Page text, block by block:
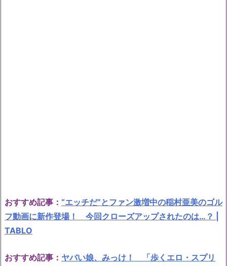
おすすめ記事： “エッチだ”とファン激増中の稲村亜美のゴル
フ動画に新作登場！ 今回クローズアップされたのは…？ |
TABLO
おすすめ記事： ヤバい娘、みっけ！ 「歩くエロ・スプリ